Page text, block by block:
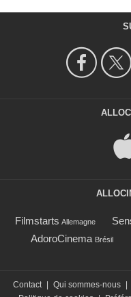
Filmstarts Allemagne
AdoroCinema Brésil
Contact | Qui sommes-nous |